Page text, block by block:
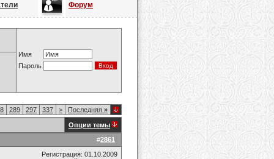
Форум
Имя
Пароль
289 297 337 > Последняя »
Опции темы
#2861
Регистрация: 01.10.2009